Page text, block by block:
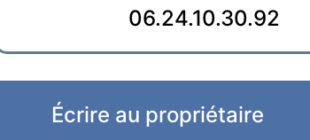
06.24.10.30.92
Écrire au propriétaire